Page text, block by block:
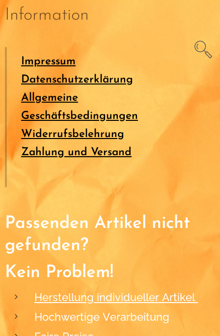
Information
Impressum
Datenschutzerklärung
Allgemeine
Geschäftsbedingungen
Widerrufsbelehrung
Zahlung und Versand
Passenden Artikel nicht
gefunden?
Kein Problem!
Herstellung individueller Artikel
Hochwertige Verarbeitung